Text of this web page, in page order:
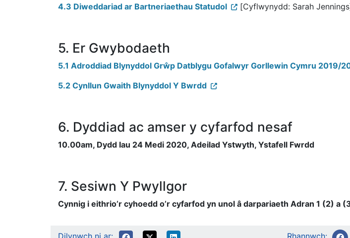
4.3 Diweddariad ar Bartneriaethau Statudol
[Cyflwynydd: Sarah
5. Er Gwybodaeth
5.1 Adroddiad Blynyddol Grŵp Datblygu Gofalwyr Gorllewin Cymru 2019/
5.2 Cynllun Gwaith Blynyddol Y Bwrdd
6. Dyddiad ac amser y cyfarfod nesaf
10.00am, Dydd Iau 24 Medi 2020, Adeilad Ystwyth, Ystafell Fwrdd
7. Sesiwn Y Pwyllgor
Cynnig i eithrio’r cyhoedd o’r cyfarfod yn unol â darpariaeth Adran 1 (2)
Dilynwch ni ar: Rhannwch: